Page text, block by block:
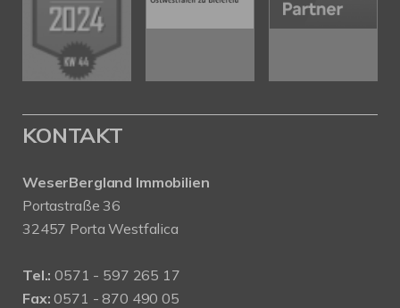
KONTAKT
WeserBergland Immobilien
Portastraße 36
32457 Porta Westfalica
Tel.: 0571 - 597 265 17
Fax: 0571 - 870 490 05